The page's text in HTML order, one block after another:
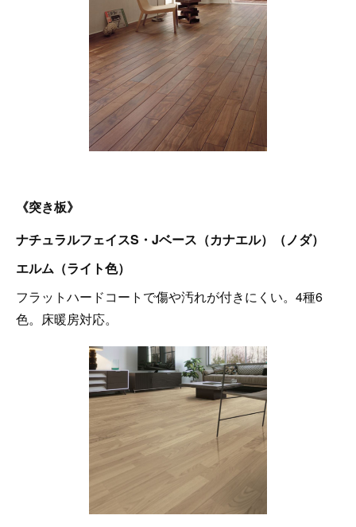
《突き板》
ナチュラルフェイスS・Jベース（カナエル）（ノダ）
エルム（ライト色）
フラットハードコートで傷や汚れが付きにくい。4種6
色。床暖房対応。